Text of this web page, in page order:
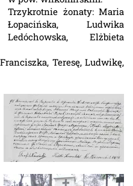
Trzykrotnie żonaty: Maria
Łopacińska, Ludwika
Ledóchowska, Elżbieta
Teresę, Ludwikę,